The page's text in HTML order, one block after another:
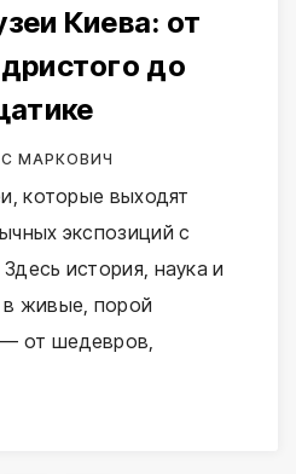
Киева: от
до
МАРКОВИЧ
которые выходят
экспозиций с
история, наука и
в живые, порой
от шедевров,